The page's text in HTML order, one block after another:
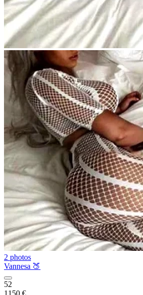
2 photos
Vannesa 🍑
52
1150 €